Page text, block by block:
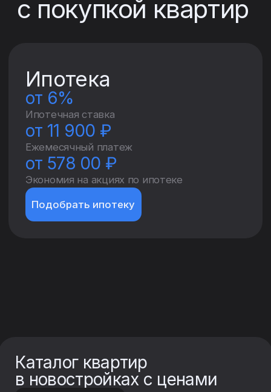
согласие на обработку моих
персональных данных (в том
числе на их передачу дочерним
обществам Головного
оператора) в целях, указанных в
Согласии на обработку
персональных данных
Оставить заявку
наиболее выгодный финансовый
инструмент для приобретения жилья:
от оптимальной ипотечной программы
с низкой процентной ставкой до гибких